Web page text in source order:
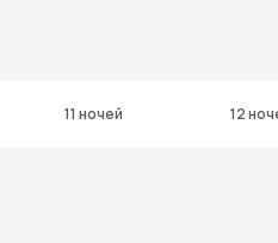
11 ночей 12